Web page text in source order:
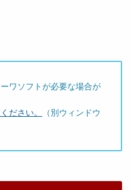
ワソフトが必要な場合が
ださい。
（別ウィンドウ